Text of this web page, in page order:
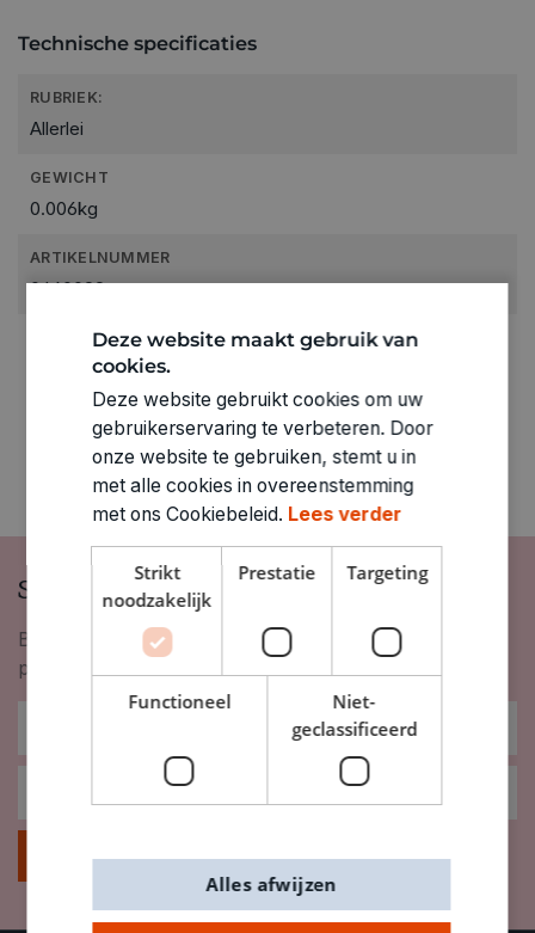
Technische specificaties
RUBRIEK:
Allerlei
GEWICHT
0.006kg
ARTIKELNUMMER
0460099
Schrijf je in op onze nieuwsbrief
Blijf op de hoogte van nieuwigheden, inspiratie,
promoties en meer!
Inschrijven
Deze website maakt gebruik van
cookies.
Deze website gebruikt cookies om uw
gebruikerservaring te verbeteren. Door
onze website te gebruiken, stemt u in
met alle cookies in overeenstemming
met ons Cookiebeleid. Lees verder
Strikt
noodzakelijk
Prestatie Targeting
Functioneel
Niet-
geclassificeerd
Alles afwijzen